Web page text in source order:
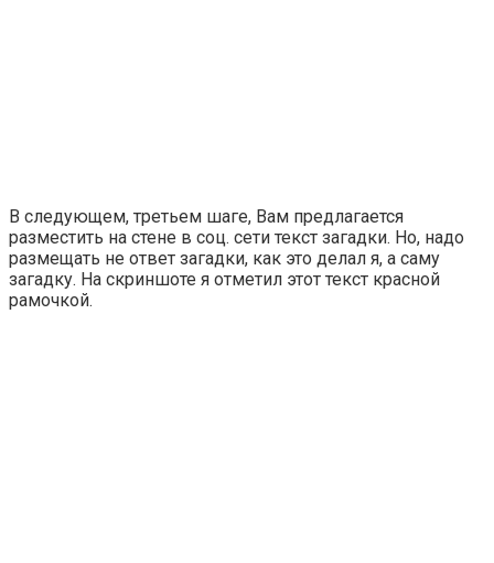
В следующем, третьем шаге, Вам предлагается
разместить на стене в соц. сети текст загадки. Но, надо
размещать не ответ загадки, как это делал я, а саму
загадку. На скриншоте я отметил этот текст красной
рамочкой.